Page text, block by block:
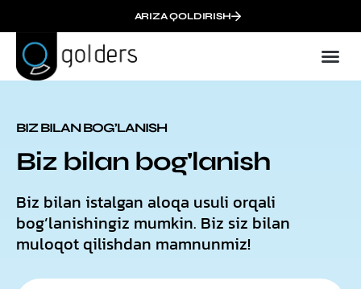
ARIZA QOLDIRISH
BIZ BILAN BOG’LANISH
Biz bilan bog'lanish
Biz bilan istalgan aloqa usuli orqali
bog’lanishingiz mumkin. Biz siz bilan
muloqot qilishdan mamnunmiz!